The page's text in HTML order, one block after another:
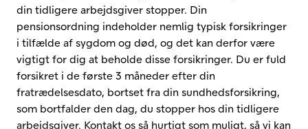
din tidligere arbejdsgiver stopper. Din
pensionsordning indeholder nemlig typisk forsikringer
i tilfælde af sygdom og død, og det kan derfor være
vigtigt for dig at beholde disse forsikringer. Du er fuld
forsikret i de første 3 måneder efter din
fratrædelsesdato, bortset fra din sundhedsforsikring,
som bortfalder den dag, du stopper hos din tidligere
arbejdsgiver. Kontakt os så hurtigt som muligt, så vi kan